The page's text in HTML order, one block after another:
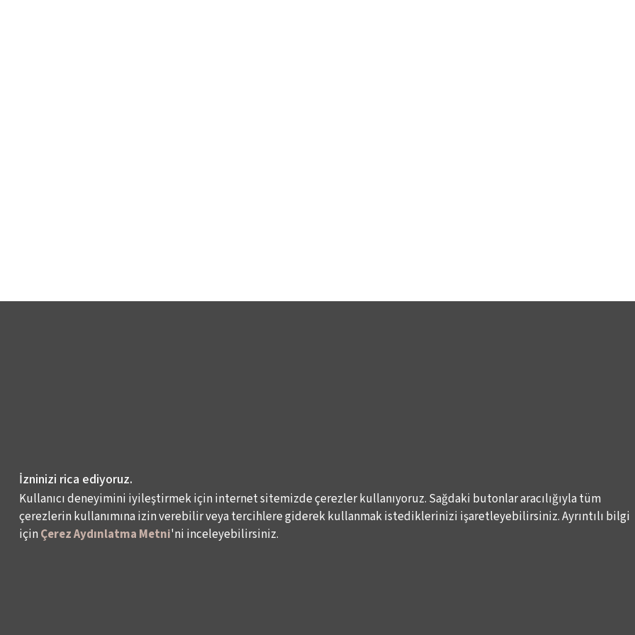
İzninizi rica ediyoruz.
Kullanıcı deneyimini iyileştirmek için internet sitemizde çerezler kullanıyoruz. Sağdaki butonlar aracılığıyla tüm
çerezlerin kullanımına izin verebilir veya tercihlere giderek kullanmak istediklerinizi işaretleyebilirsiniz. Ayrıntılı bilgi
için Çerez Aydınlatma Metni'ni inceleyebilirsiniz.